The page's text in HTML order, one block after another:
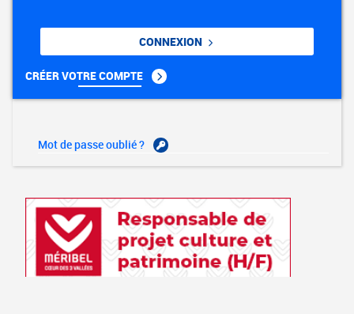
CONNEXION
CRÉER VOTRE COMPTE
Mot de passe oublié ?